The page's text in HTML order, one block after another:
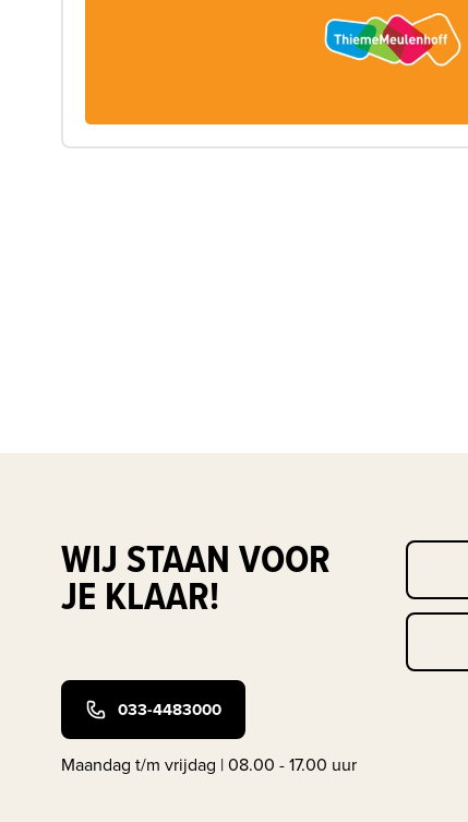
WIJ STAAN VOOR
JE KLAAR!
033-4483000
Maandag t/m vrijdag | 08.00 - 17.00 uur